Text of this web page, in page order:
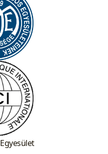
Egyesület